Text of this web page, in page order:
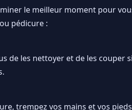
le meilleur moment pour
pédicure :
de les nettoyer et de les couper
trempez vos mains et vos